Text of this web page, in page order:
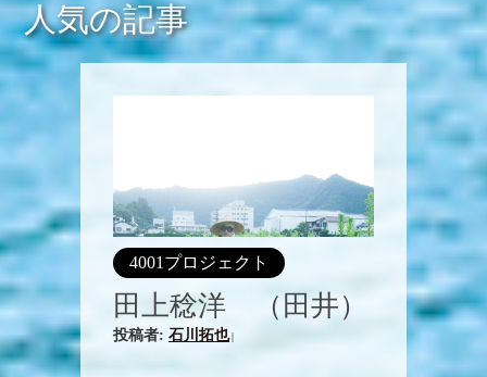
人気の記事
4001プロジェクト
田上稔洋 （田井）
投稿者: 石川拓也|